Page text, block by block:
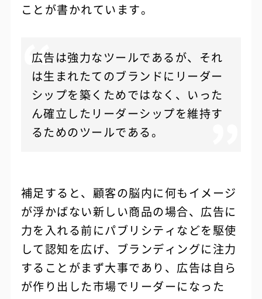
ことが書かれています。
広告は強力なツールであるが、それ
は生まれたてのブランドにリーダー
シップを築くためではなく、いった
ん確立したリーダーシップを維持す
るためのツールである。
補足すると、顧客の脳内に何もイメージ
が浮かばない新しい商品の場合、広告に
力を入れる前にパブリシティなどを駆使
して認知を広げ、ブランディングに注力
することがまず大事であり、広告は自ら
が作り出した市場でリーダーになった